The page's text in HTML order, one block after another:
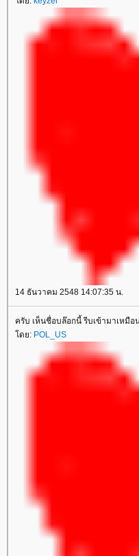
14 ธันวาคม 2548 14:07:35 น.
ครับ เห็นชื่อบล๊อกนี้ รีบเข้ามาเหมือ
ดย: POL_US